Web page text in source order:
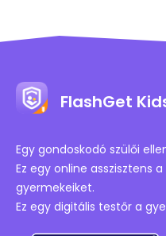
FlashGet
Egy gondoskodó szülői
Ez egy online asszisztens
gyermekeiket.
Ez egy digitális testőr a